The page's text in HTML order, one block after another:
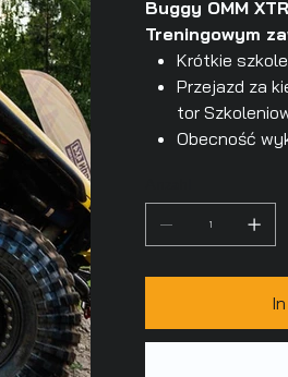
Buggy OMM
Treningowym
Krótkie
Przejazd za
tor
Obecność